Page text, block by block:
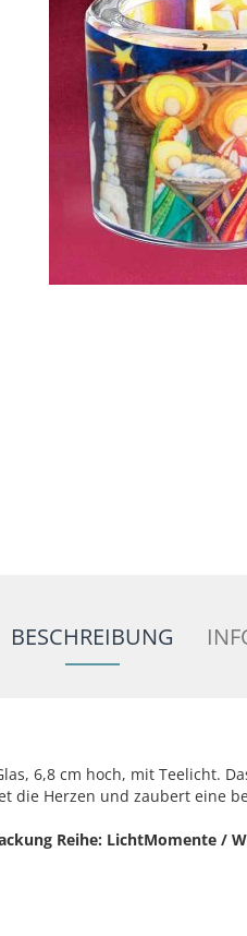
BESCHREIBUNG
6,8 cm hoch, mit Teelicht.
die Herzen und zaubert eine
Reihe: LichtMomente /